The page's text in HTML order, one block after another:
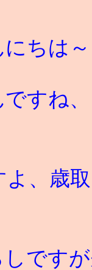
ちは～
すね
よ、歳
です